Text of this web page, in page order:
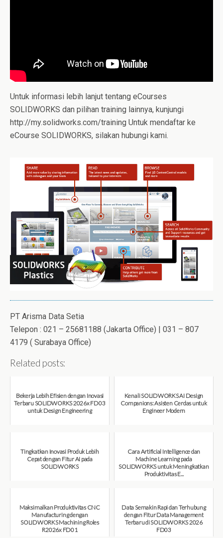
Untuk informasi lebih lanjut tentang eCourses
SOLIDWORKS dan pilihan training lainnya, kunjungi
http://my.solidworks.com/training Untuk mendaftar ke
eCourse SOLIDWORKS, silakan hubungi kami.
PT Arisma Data Setia
Telepon : 021 – 25681188 (Jakarta Office) | 031 – 807
4179 ( Surabaya Office)
Related posts:
Bekerja Lebih Efisien dengan Inovasi
Terbaru SOLIDWORKS 2026x FD03
untuk Design Engineering
Kenali SOLIDWORKS AI Design
Companions: Asisten Cerdas untuk
Engineer Modern
Tingkatkan Inovasi Produk Lebih
Cepat dengan Fitur AI pada
SOLIDWORKS
Cara Artificial Intelligence dan
Machine Learning pada
SOLIDWORKS untuk Meningkatkan
Produktivitas E...
Maksimalkan Produktivitas CNC
Manufacturing dengan
SOLIDWORKS Machining Roles
R2026x FD01
Data Semakin Rapi dan Terhubung
dengan Fitur Data Management
Terbaru di SOLIDWORKS 2026
FD03